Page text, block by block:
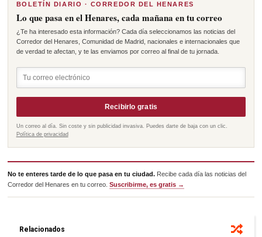
BOLETÍN DIARIO · CORREDOR DEL HENARES
Lo que pasa en el Henares, cada mañana en tu correo
¿Te ha interesado esta información? Cada día seleccionamos las noticias del
Corredor del Henares, Comunidad de Madrid, nacionales e internacionales que
de verdad te afectan, y te las enviamos por correo al final de tu jornada.
Recibirlo gratis
Un correo al día. Sin coste y sin publicidad invasiva. Puedes darte de baja con un clic.
Política de privacidad
No te enteres tarde de lo que pasa en tu ciudad. Recibe cada día las noticias del
Corredor del Henares en tu correo.Suscribirme, es gratis →
Relacionados